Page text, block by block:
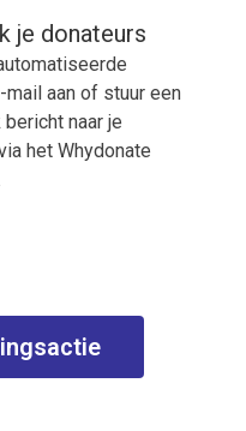
je donateurs
mail aan of stuur een
naar je
het Whydonate